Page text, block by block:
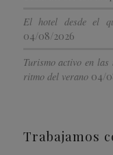
El hotel desde el
04/08/2026
Turismo activo en
ritmo del verano 04/
Trabajamos